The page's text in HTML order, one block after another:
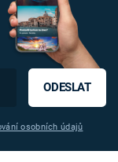
ODESLAT
osobních údajů